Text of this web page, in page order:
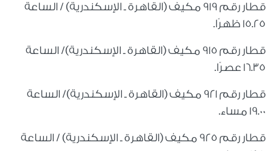
قطار رقم 919 مكيف (القاهرة ـ الإسكندرية) / الساعة
15.25 ظهرًا.
قطار رقم 915 مكيف (القاهرة ـ الإسكندرية)/ الساعة
16.35 عصرًا.
قطار رقم 921 مكيف (القاهرة ـ الإسكندرية)/ الساعة
19.00 مساء.
قطار رقم 925 مكيف (القاهرة ـ الإسكندرية) / الساعة